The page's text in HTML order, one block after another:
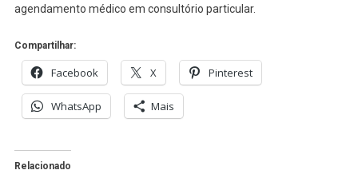
agendamento médico em consultório particular.
Compartilhar:
Facebook X Pinterest
WhatsApp Mais
Relacionado